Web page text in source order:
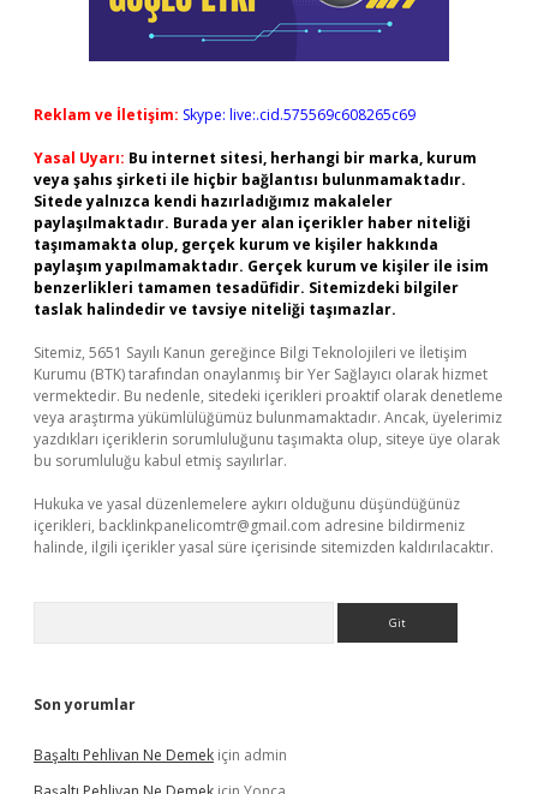
Reklam ve İletişim: Skype: live:.cid.575569c608265c69
Yasal Uyarı: Bu internet sitesi, herhangi bir marka, kurum
veya şahıs şirketi ile hiçbir bağlantısı bulunmamaktadır.
Sitede yalnızca kendi hazırladığımız makaleler
paylaşılmaktadır. Burada yer alan içerikler haber niteliği
taşımamakta olup, gerçek kurum ve kişiler hakkında
paylaşım yapılmamaktadır. Gerçek kurum ve kişiler ile isim
benzerlikleri tamamen tesadüfidir. Sitemizdeki bilgiler
taslak halindedir ve tavsiye niteliği taşımazlar.
Sitemiz, 5651 Sayılı Kanun gereğince Bilgi Teknolojileri ve İletişim
Kurumu (BTK) tarafından onaylanmış bir Yer Sağlayıcı olarak hizmet
vermektedir. Bu nedenle, sitedeki içerikleri proaktif olarak denetleme
veya araştırma yükümlülüğümüz bulunmamaktadır. Ancak, üyelerimiz
yazdıkları içeriklerin sorumluluğunu taşımakta olup, siteye üye olarak
bu sorumluluğu kabul etmiş sayılırlar.
Hukuka ve yasal düzenlemelere aykırı olduğunu düşündüğünüz
içerikleri, backlinkpanelicomtr@gmail.com adresine bildirmeniz
halinde, ilgili içerikler yasal süre içerisinde sitemizden kaldırılacaktır.
Son yorumlar
Başaltı Pehlivan Ne Demek için admin